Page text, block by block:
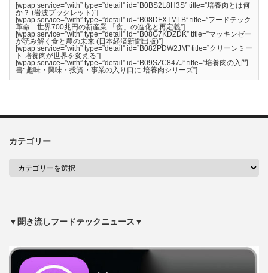
[wpap service=”with” type=”detail” id=”B0BS2L8H3S” title=”培養肉とは何
か？ (岩波ブックレット)”]
[wpap service=”with” type=”detail” id=”B08DFXTMLB” title=”フードテック
革命 世界700兆円の新産業 「食」の進化と再定義”]
[wpap service=”with” type=”detail” id=”B08G7KDZDK” title=”マッキンゼー
が読み解く食と農の未来 (日本経済新聞出版)”]
[wpap service=”with” type=”detail” id=”B082PDW2JM” title=”クリーンミー
ト 培養肉が世界を変える”]
[wpap service=”with” type=”detail” id=”B09SZC847J” title=”培養肉の入門
書: 趣味・興味・投資・事業の入り口に 培養肉シリーズ”]
カテゴリー
▼聞き流しフードテックニュース▼